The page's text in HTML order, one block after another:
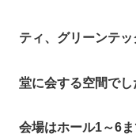
ティ、グリーンテ
堂に会する空間でし
会場はホール1～6